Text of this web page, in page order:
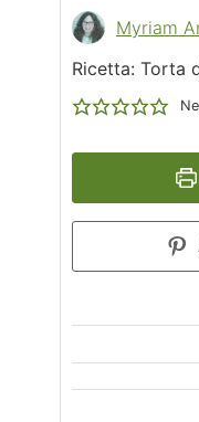
Myriam
Ricetta: Torta